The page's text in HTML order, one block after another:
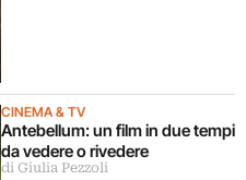
CINEMA & TV
Antebellum: un film in due tempi
da vedere o rivedere
di Giulia Pezzoli